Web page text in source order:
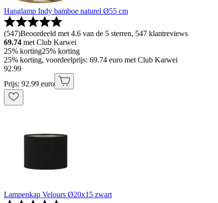
Hanglamp Indy bamboe naturel Ø55 cm
(547)Beoordeeld met 4.6 van de 5 sterren, 547 klantreviews
69.74 met Club Karwei
25% korting25% korting
25% korting, voordeelprijs: 69.74 euro met Club Karwei
92.99
Prijs: 92.99 euro
Lampenkap Velours Ø20x15 zwart